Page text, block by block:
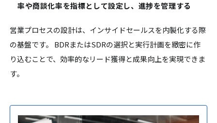
率や商談化率を指標として設定し、進捗を管理する
営業プロセスの設計は、インサイドセールスを内製化する際
の基盤です。 BDRまたはSDRの選択と実行計画を緻密に作
り込むことで、効率的なリード獲得と成果向上を実現できま
す。